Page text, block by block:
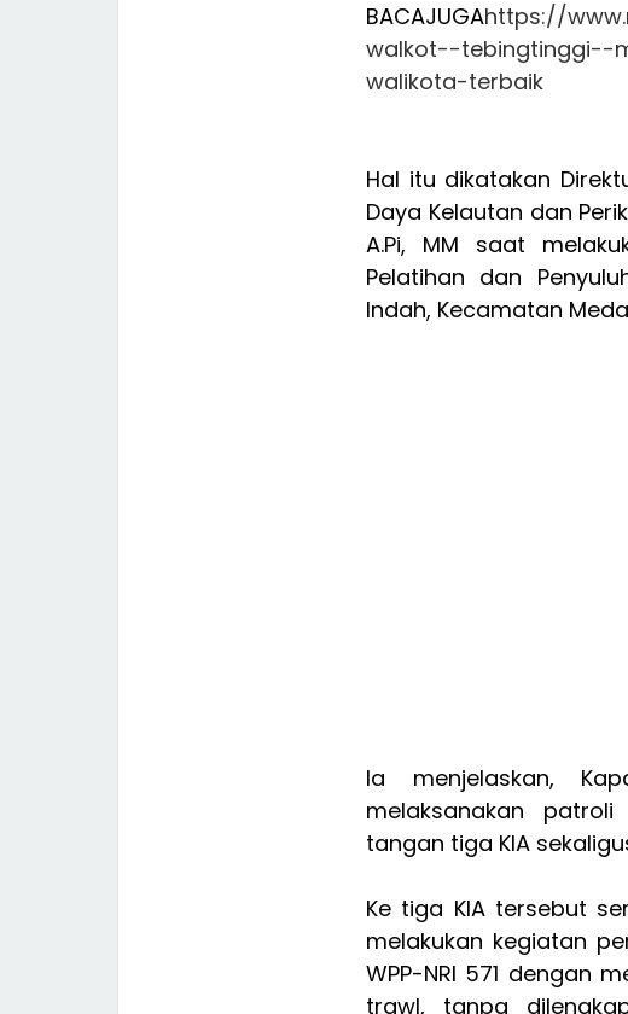
BACAJUGAhttps://
walkot--tebingtinggi--
walikota-terbaik
Hal itu dikatakan
Daya Kelautan dan
A.Pi, MM saat
Pelatihan dan
Indah, Kecamatan
Ia menjelaskan,
melaksanakan
tangan tiga KIA
Ke tiga KIA tersebut
melakukan kegiatan
WPP-NRI 571 dengan
trawl, tanpa